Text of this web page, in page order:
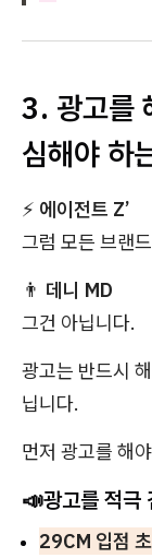
3. 광고를
심해야 하
⚡ 에이전트 Z’
그럼 모든 브랜
👨 데니 MD
그건 아닙니다.
광고는 반드시
닙니다.
먼저 광고를 해
📣광고를 적극
29CM 입점